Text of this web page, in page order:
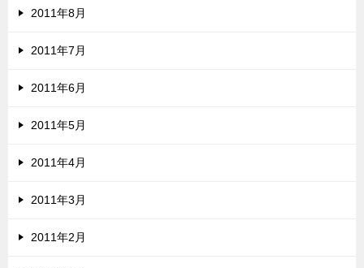
2011年8月
2011年7月
2011年6月
2011年5月
2011年4月
2011年3月
2011年2月